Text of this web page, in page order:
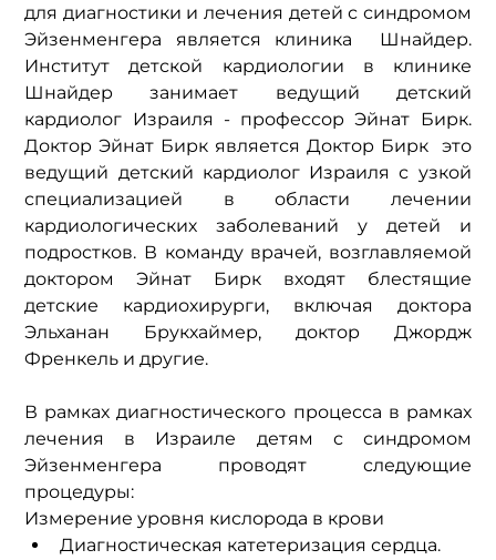
для диагностики и лечения детей с синдромом
Эйзенменгера является клиника  Шнайдер.
Институт детской кардиологии в клинике
Шнайдер занимает ведущий детский
кардиолог Израиля - профессор Эйнат Бирк.
Доктор Эйнат Бирк является Доктор Бирк  это
ведущий детский кардиолог Израиля с узкой
специализацией в области лечении
кардиологических заболеваний у детей и
подростков. В команду врачей, возглавляемой
доктором Эйнат Бирк входят блестящие
детские кардиохирурги, включая доктора
Эльханан Брукхаймер, доктор Джордж
Френкель и другие.
В рамках диагностического процесса в рамках
лечения в Израиле детям с синдромом
Эйзенменгера проводят следующие
процедуры:
Измерение уровня кислорода в крови
Диагностическая катетеризация сердца.